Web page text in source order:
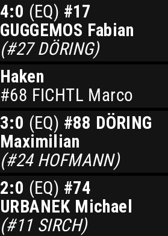
4:0 (EQ) #17
GUGGEMOS Fabian
(#27 DÖRING)
Haken
#68 FICHTL Marco
3:0 (EQ) #88 DÖRING
Maximilian
(#24 HOFMANN)
2:0 (EQ) #74
URBANEK Michael
(#11 SIRCH)